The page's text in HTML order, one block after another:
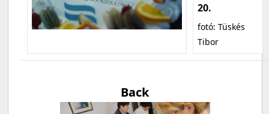
20.
fotó: Tüskés
Tibor
Back